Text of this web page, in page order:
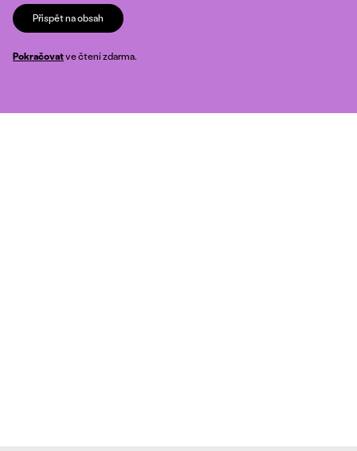
Přispět na obsah
Pokračovatve čtení zdarma.